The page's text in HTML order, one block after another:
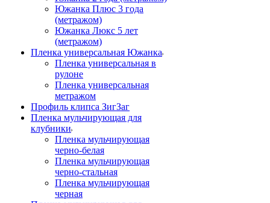
Южанка Плюс 3 года
(метражом)
Южанка Люкс 5 лет
(метражом)
Пленка универсальная Южанка
Пленка универсальная в
рулоне
Пленка универсальная
метражом
Профиль клипса ЗигЗаг
Пленка мульчирующая для
клубники
Пленка мульчирующая
черно-белая
Пленка мульчирующая
черно-стальная
Пленка мульчирующая
черная